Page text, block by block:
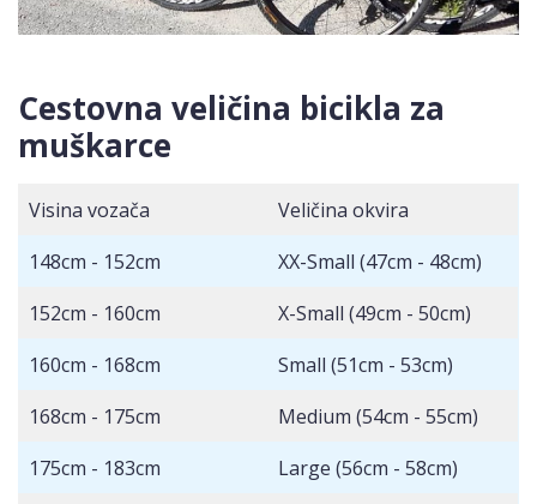
Cestovna veličina bicikla za
muškarce
Visina vozača
Veličina okvira
148cm - 152cm
XX-Small (47cm - 48cm)
152cm - 160cm
X-Small (49cm - 50cm)
160cm - 168cm
Small (51cm - 53cm)
168cm - 175cm
Medium (54cm - 55cm)
175cm - 183cm
Large (56cm - 58cm)